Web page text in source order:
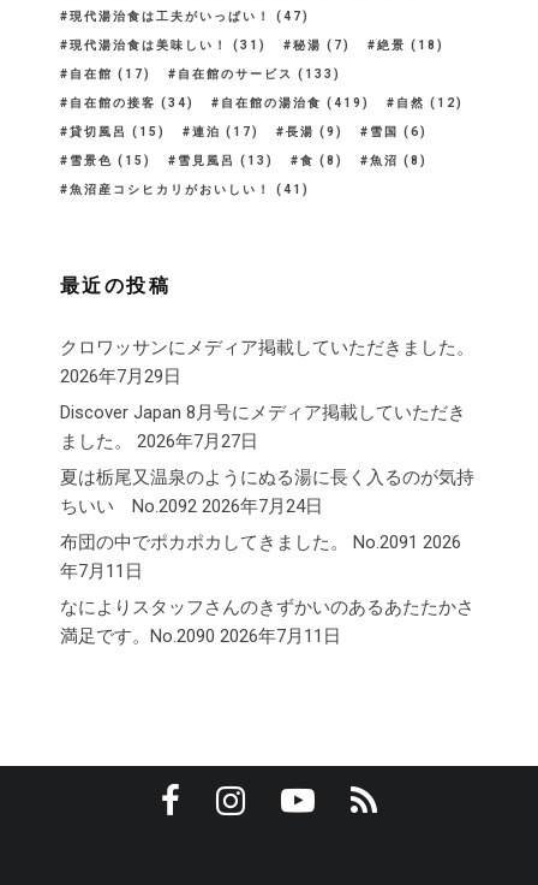
現代湯治食は工夫がいっぱい！ (47)
現代湯治食は美味しい！ (31) 秘湯 (7) 絶景 (18)
自在館 (17) 自在館のサービス (133)
自在館の接客 (34) 自在館の湯治食 (419) 自然 (12)
貸切風呂 (15) 連泊 (17) 長湯 (9) 雪国 (6)
雪景色 (15) 雪見風呂 (13) 食 (8) 魚沼 (8)
魚沼産コシヒカリがおいしい！ (41)
最近の投稿
クロワッサンにメディア掲載していただきました。
2026年7月29日
Discover Japan 8月号にメディア掲載していただき
ました。
2026年7月27日
夏は栃尾又温泉のようにぬる湯に長く入るのが気持
ちいい No.2092 2026年7月24日
布団の中でポカポカしてきました。 No.2091 2026
年7月11日
なによりスタッフさんのきずかいのあるあたたかさ
満足です。No.2090 2026年7月11日